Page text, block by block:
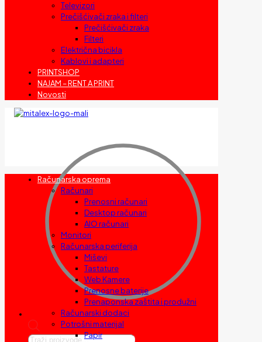
Televizori
Prečišćivači zraka i filteri
Prečišćivači zraka
Filteri
Električna bicikla
Kablovi i adapteri
PRINTSHOP
NAJAM – RENT A PRINT
Novosti
Products
Računarska oprema
Računari
Prenosni računari
Desktop računari
AIO računari
Monitori
Računarska periferija
Miševi
Tastature
Web Kamere
Prenosne baterije
Prenaponska zaštita i produžni
Računarski dodaci
Potrošni materijal
Papir